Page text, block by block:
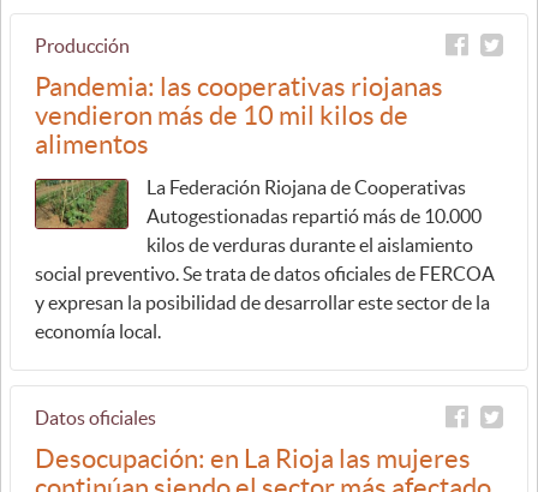
Producción
Pandemia: las cooperativas riojanas
vendieron más de 10 mil kilos de
alimentos
La Federación Riojana de Cooperativas
Autogestionadas repartió más de 10.000
kilos de verduras durante el aislamiento
social preventivo. Se trata de datos oficiales de FERCOA
y expresan la posibilidad de desarrollar este sector de la
economía local.
Datos oficiales
Desocupación: en La Rioja las mujeres